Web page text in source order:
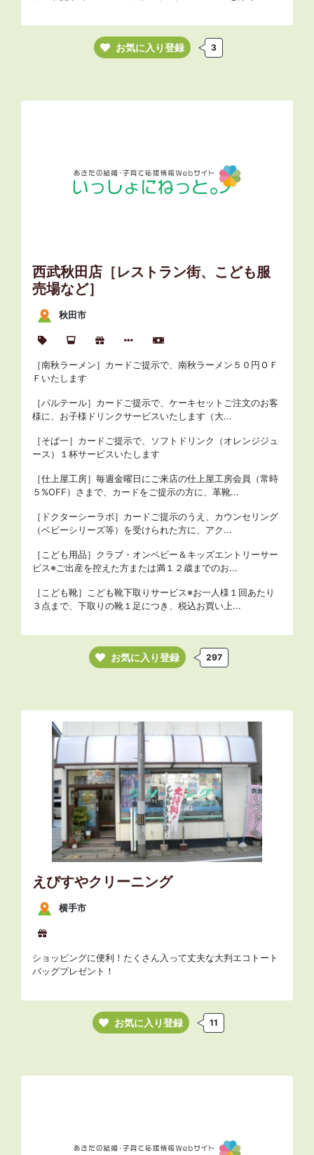
お気に入り登録 3
西武秋田店［レストラン街、こども服
売場など］
秋田市
［南秋ラーメン］カードご提示で、南秋ラーメン５０円ＯＦ
Ｆいたします
［パルテール］カードご提示で、ケーキセットご注文のお客
様に、お子様ドリンクサービスいたします（大...
［そば一］カードご提示で、ソフトドリンク（オレンジジュ
ース）１杯サービスいたします
［仕上屋工房］毎週金曜日にご来店の仕上屋工房会員（常時
５%OFF）さまで、カードをご提示の方に、革靴...
［ドクターシーラボ］カードご提示のうえ、カウンセリング
（ベビーシリーズ等）を受けられた方に、アク...
［こども用品］クラブ・オンベビー＆キッズエントリーサー
ビス※ご出産を控えた方または満１２歳までのお...
［こども靴］こども靴下取りサービス※お一人様１回あたり
３点まで、下取りの靴１足につき、税込お買い上...
お気に入り登録 297
えびすやクリーニング
横手市
ショッピングに便利！たくさん入って丈夫な大判エコトート
バッグプレゼント！
お気に入り登録 11